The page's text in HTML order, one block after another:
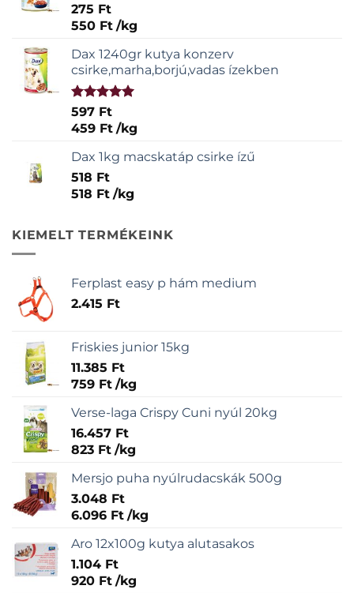
275 Ft
550 Ft /kg
Dax 1240gr kutya konzerv
csirke,marha,borjú,vadas ízekben
Értékelés:
5.00/ 5
597 Ft
459 Ft /kg
Dax 1kg macskatáp csirke ízű
518 Ft
518 Ft /kg
KIEMELT TERMÉKEINK
Ferplast easy p hám medium
2.415 Ft
Friskies junior 15kg
11.385 Ft
759 Ft /kg
Verse-laga Crispy Cuni nyúl 20kg
16.457 Ft
823 Ft /kg
Mersjo puha nyúlrudacskák 500g
3.048 Ft
6.096 Ft /kg
Aro 12x100g kutya alutasakos
1.104 Ft
920 Ft /kg